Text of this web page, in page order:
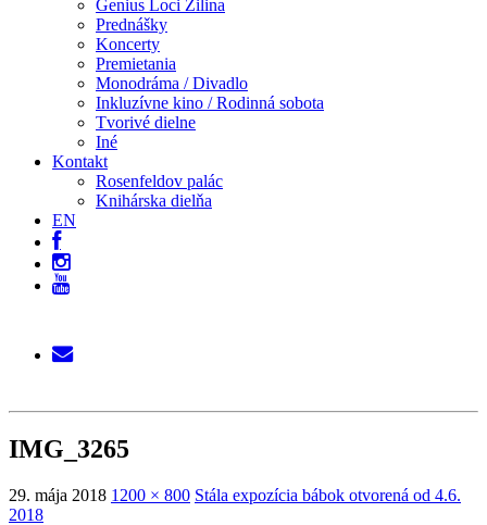
Genius Loci Žilina
Prednášky
Koncerty
Premietania
Monodráma / Divadlo
Inkluzívne kino / Rodinná sobota
Tvorivé dielne
Iné
Kontakt
Rosenfeldov palác
Knihárska dielňa
EN
IMG_3265
29. mája 2018 1200 × 800 Stála expozícia bábok otvorená od 4.6.
2018